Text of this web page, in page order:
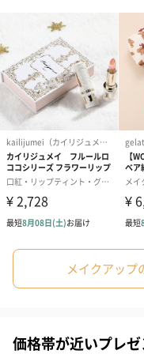
ギフトラッピングを施し
コットン巾着 【誕生
日】（グレー）S（550
円）
ラッピングを施してお届
メイクアップ
価格帯が近いプレゼ